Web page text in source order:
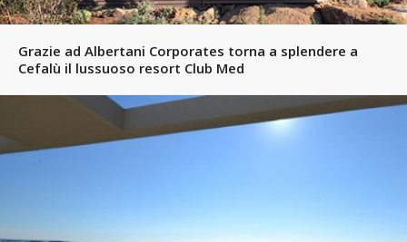
Grazie ad Albertani Corporates torna a splendere a
Cefalù il lussuoso resort Club Med